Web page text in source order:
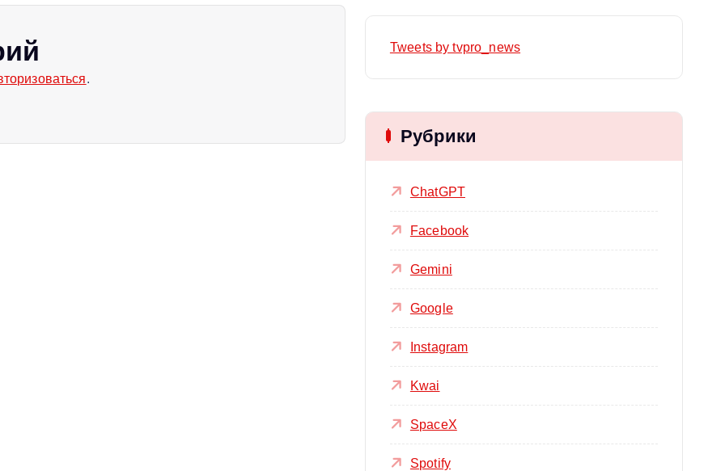
.
Tweets by tvpro_news
Рубрики
ChatGPT
Facebook
Gemini
Google
Instagram
Kwai
SpaceX
Spotify